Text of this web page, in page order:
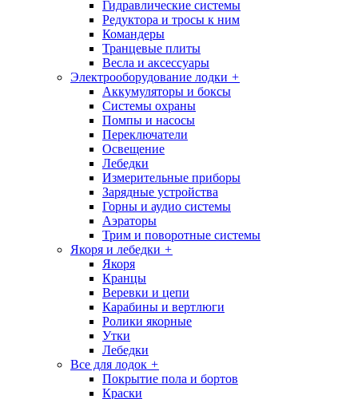
Гидравлические системы
Редуктора и тросы к ним
Командеры
Транцевые плиты
Весла и аксессуары
Электрооборудование лодки +
Аккумуляторы и боксы
Системы охраны
Помпы и насосы
Переключатели
Освещение
Лебедки
Измерительные приборы
Зарядные устройства
Горны и аудио системы
Аэраторы
Трим и поворотные системы
Якоря и лебедки +
Якоря
Кранцы
Веревки и цепи
Карабины и вертлюги
Ролики якорные
Утки
Лебедки
Все для лодок +
Покрытие пола и бортов
Краски